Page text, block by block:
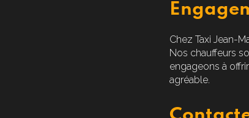
Chez Taxi Jean-
Nos chauffeurs
engageons à
agréable.